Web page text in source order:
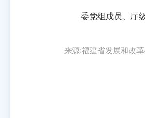
委党组成员、厅级
来源:福建省发展和改